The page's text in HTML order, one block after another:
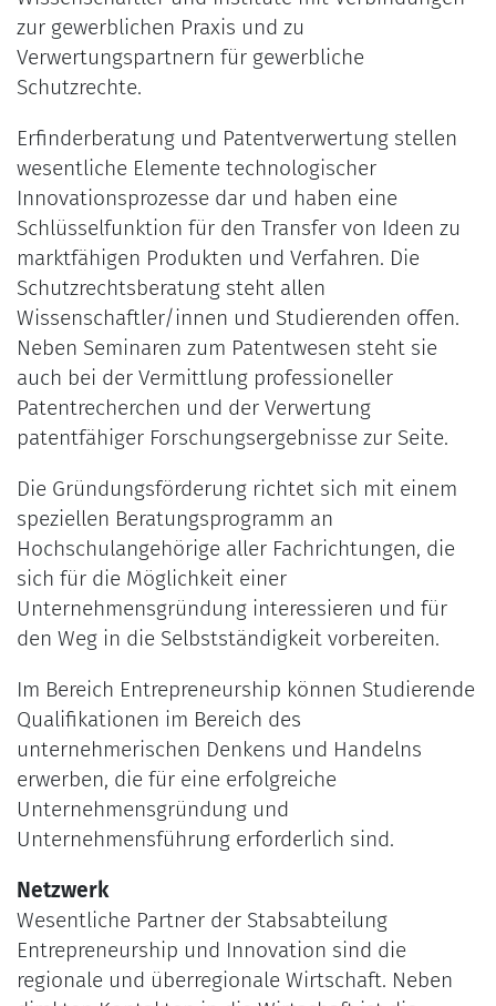
zur gewerblichen Praxis und zu
Verwertungspartnern für gewerbliche
Schutzrechte.
Erfinderberatung und Patentverwertung stellen
wesentliche Elemente technologischer
Innovationsprozesse dar und haben eine
Schlüsselfunktion für den Transfer von Ideen zu
marktfähigen Produkten und Verfahren. Die
Schutzrechtsberatung steht allen
Wissenschaftler/innen und Studierenden offen.
Neben Seminaren zum Patentwesen steht sie
auch bei der Vermittlung professioneller
Patentrecherchen und der Verwertung
patentfähiger Forschungsergebnisse zur Seite.
Die Gründungsförderung richtet sich mit einem
speziellen Beratungsprogramm an
Hochschulangehörige aller Fachrichtungen, die
sich für die Möglichkeit einer
Unternehmensgründung interessieren und für
den Weg in die Selbstständigkeit vorbereiten.
Im Bereich Entrepreneurship können Studierende
Qualifikationen im Bereich des
unternehmerischen Denkens und Handelns
erwerben, die für eine erfolgreiche
Unternehmensgründung und
Unternehmensführung erforderlich sind.
Netzwerk
Wesentliche Partner der Stabsabteilung
Entrepreneurship und Innovation sind die
regionale und überregionale Wirtschaft. Neben